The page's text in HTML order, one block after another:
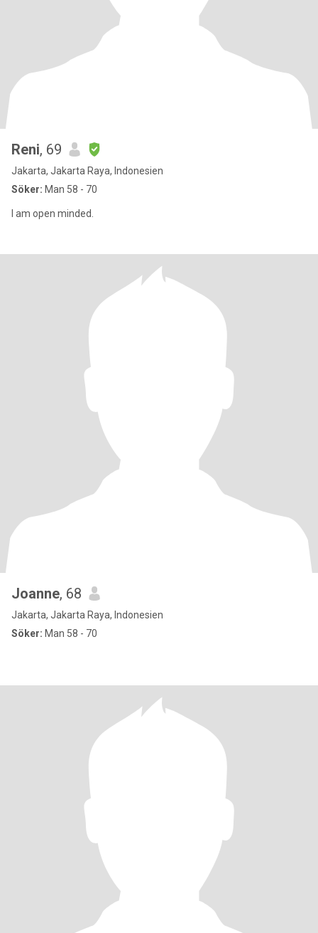
Reni, 69
Jakarta, Jakarta Raya, Indonesien
Söker: Man 58 - 70
I am open minded.
Joanne, 68
Jakarta, Jakarta Raya, Indonesien
Söker: Man 58 - 70